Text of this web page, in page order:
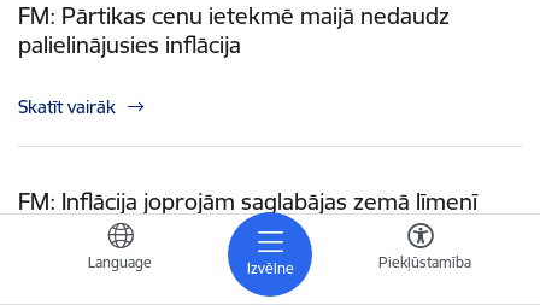
Izvēlne
Language Piekļūstamība
FM: Pārtikas cenu ietekmē maijā nedaudz
palielinājusies inflācija
Skatīt vairāk
FM: Inflācija joprojām saglabājas zemā līmenī
Skatīt vairāk